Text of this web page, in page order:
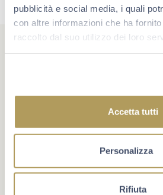
pubblicità e social media, i quali
con altre informazioni che ha
raccolto dal suo utilizzo dei loro
Accetta tutti
Personalizza
Rifiuta
#berlucchimoments
oppure un traguardo. Più spesso è